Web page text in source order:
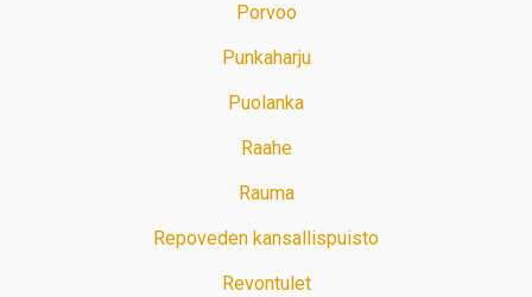
Porvoo
Punkaharju
Puolanka
Raahe
Rauma
Repoveden kansallispuisto
Revontulet